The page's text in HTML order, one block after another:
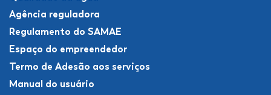
Agência reguladora
Regulamento do SAMAE
Espaço do empreendedor
Termo de Adesão aos serviços
Manual do usuário